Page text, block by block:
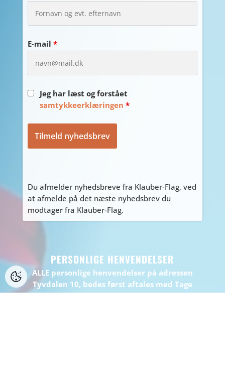
E-mail *
Jeg har læst og forstået
samtykkeerklæringen *
Du afmelder nyhedsbreve fra Klauber-Flag, ved
at afmelde på det næste nyhedsbrev du
modtager fra Klauber-Flag.
PERSONLIGE HENVENDELSER
ALLE personlige henvendelser på adressen
Tyvdalen 10, bedes først aftales med Tage
på tage@klauber-flag.dk eller 86447260, da jeg